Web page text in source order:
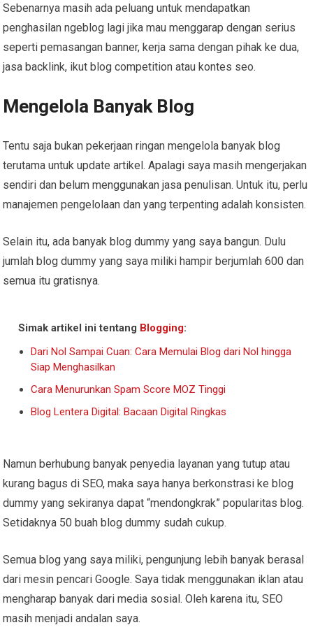
Sebenarnya masih ada peluang untuk mendapatkan
penghasilan ngeblog lagi jika mau menggarap dengan serius
seperti pemasangan banner, kerja sama dengan pihak ke dua,
jasa backlink, ikut blog competition atau kontes seo.
Mengelola Banyak Blog
Tentu saja bukan pekerjaan ringan mengelola banyak blog
terutama untuk update artikel. Apalagi saya masih mengerjakan
sendiri dan belum menggunakan jasa penulisan. Untuk itu, perlu
manajemen pengelolaan dan yang terpenting adalah konsisten.
Selain itu, ada banyak blog dummy yang saya bangun. Dulu
jumlah blog dummy yang saya miliki hampir berjumlah 600 dan
semua itu gratisnya.
Simak artikel ini tentang Blogging:
Dari Nol Sampai Cuan: Cara Memulai Blog dari Nol hingga
Siap Menghasilkan
Cara Menurunkan Spam Score MOZ Tinggi
Blog Lentera Digital: Bacaan Digital Ringkas
Namun berhubung banyak penyedia layanan yang tutup atau
kurang bagus di SEO, maka saya hanya berkonstrasi ke blog
dummy yang sekiranya dapat “mendongkrak” popularitas blog.
Setidaknya 50 buah blog dummy sudah cukup.
Semua blog yang saya miliki, pengunjung lebih banyak berasal
dari mesin pencari Google. Saya tidak menggunakan iklan atau
mengharap banyak dari media sosial. Oleh karena itu, SEO
masih menjadi andalan saya.